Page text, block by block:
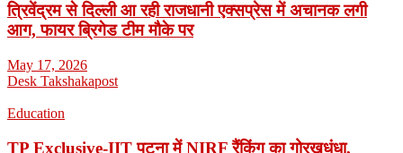
त्रिवेंद्रम से दिल्ली आ रही राजधानी एक्सप्रेस में अचानक लगी
आग, फायर ब्रिगेड टीम मौके पर
May 17, 2026
Desk Takshakapost
Education
TP Exclusive-IIT पटना में NIRF रैंकिंग का गोरखधंधा,